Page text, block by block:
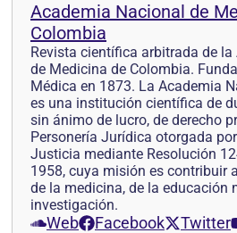
Academia Nacional de
Colombia
Revista científica arbitrada de
de Medicina de Colombia.
Médica en 1873. La Academia
es una institución científica de
sin ánimo de lucro, de derecho
Personería Jurídica otorgada
Justicia mediante Resolución
1958, cuya misión es contribuir
de la medicina, de la educación
investigación.
Web Facebook Twitter